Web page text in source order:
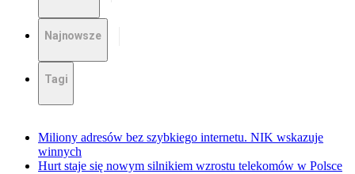
Najnowsze
Tagi
Miliony adresów bez szybkiego internetu. NIK wskazuje
winnych
Hurt staje się nowym silnikiem wzrostu telekomów w Polsce